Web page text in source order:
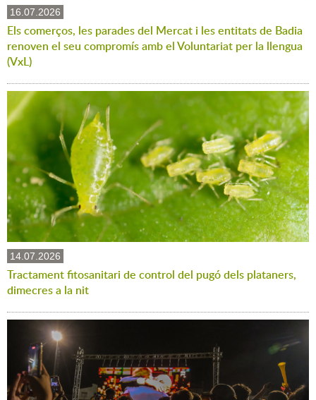
16.07.2026
Els comerços, les parades del Mercat i les entitats de Badia
renoven el seu compromís amb el Voluntariat per la llengua
(VxL)
14.07.2026
Tractament fitosanitari de control del pugó dels plataners,
dimecres a la nit